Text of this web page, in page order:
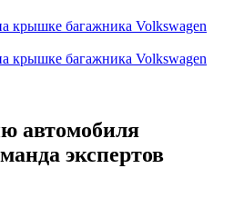
автомобиля
экспертов